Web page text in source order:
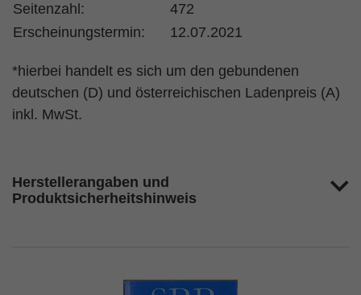
Seitenzahl:
472
Erscheinungstermin:
12.07.2021
*hierbei handelt es sich um den gebundenen
deutschen (D) und österreichischen Ladenpreis (A)
inkl. MwSt.
Herstellerangaben und
Produktsicherheitshinweis